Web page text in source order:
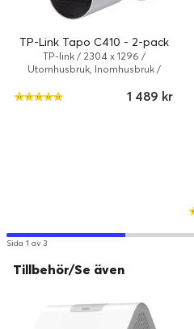
TP-Link Tapo C410 - 2-pack
TP-link / 2304 x 1296 /
Utomhusbruk, Inomhusbruk /
1 489 kr
Sida 1 av 3
Tillbehör/Se även